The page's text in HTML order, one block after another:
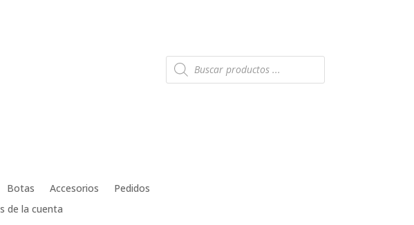
Búsqueda
de
productos
Botas Accesorios
Pedidos
de la cuenta